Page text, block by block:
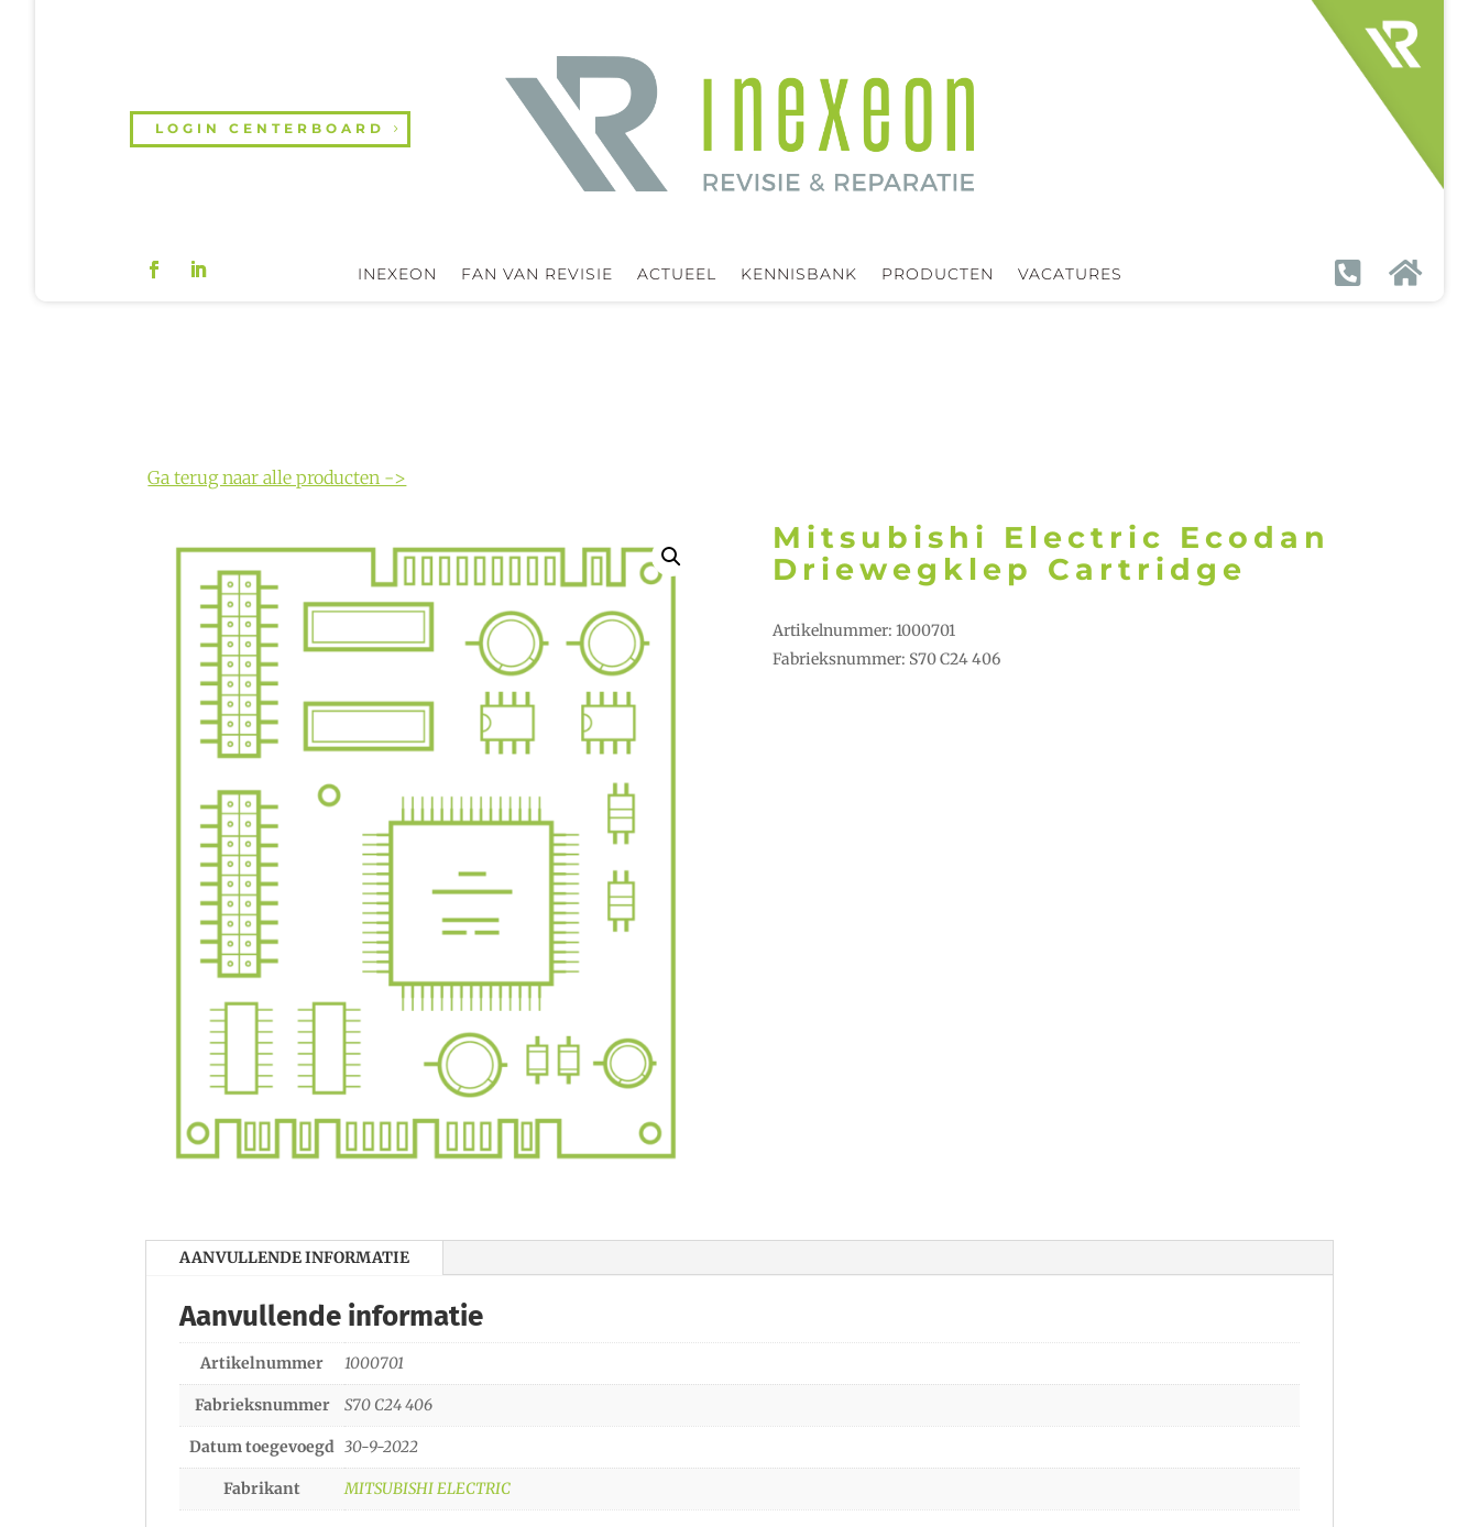
LOGIN CENTERBOARD
INEXEON FAN VAN REVISIE ACTUEEL KENNISBANK PRODUCTEN VACATURES  
Ga terug naar alle producten ->
Mitsubishi Electric Ecodan
Driewegklep Cartridge
Artikelnummer: 1000701
Fabrieksnummer: S70 C24 406
AANVULLENDE INFORMATIE
Aanvullende informatie
Artikelnummer 1000701
Fabrieksnummer S70 C24 406
Datum toegevoegd 30-9-2022
Fabrikant MITSUBISHI ELECTRIC